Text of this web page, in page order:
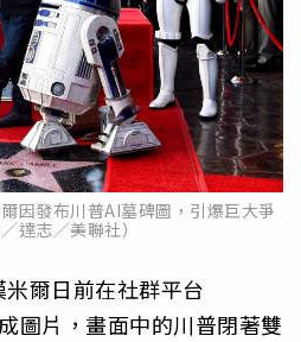
因發布川普AI墓碑圖，引爆巨大爭
達志／美聯社）
爾日前在社群平台
圖片，畫面中的川普閉著雙